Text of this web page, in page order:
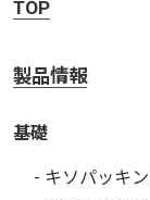
TOP
製品情報
基礎
- キソパッキ